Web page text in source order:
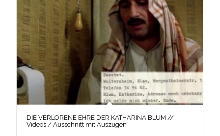
DIE VERLORENE EHRE DER KATHARINA BLUM //
Videos / Ausschnitt mit Auszügen